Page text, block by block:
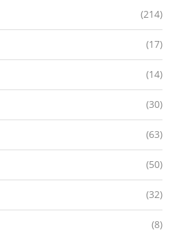
(214)
(17)
(14)
(30)
(63)
(50)
(32)
(8)